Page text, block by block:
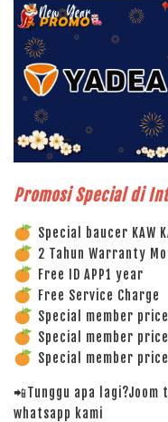
Promosi Special di
Special baucer KAW
2 Tahun Warranty
Free ID APP1 year
Free Service Charge
Special member
Special member
Special member
📲Tunggu apa
whatsapp kami